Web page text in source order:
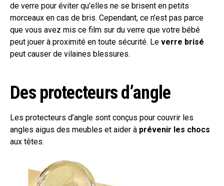
de verre pour éviter qu’elles ne se brisent en petits
morceaux en cas de bris. Cependant, ce n’est pas parce
que vous avez mis ce film sur du verre que votre bébé
peut jouer à proximité en toute sécurité. Le verre brisé
peut causer de vilaines blessures.
Des protecteurs d’angle
Les protecteurs d’angle sont conçus pour couvrir les
angles aigus des meubles et aider à prévenir les chocs
aux têtes.